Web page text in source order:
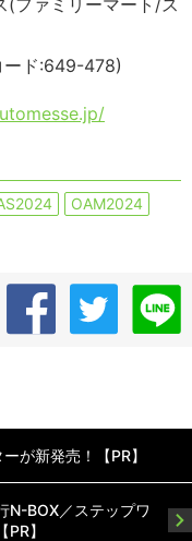
ード:649-478)
OAM2024
が新発売！【PR】
N-BOX／ステップワ
】